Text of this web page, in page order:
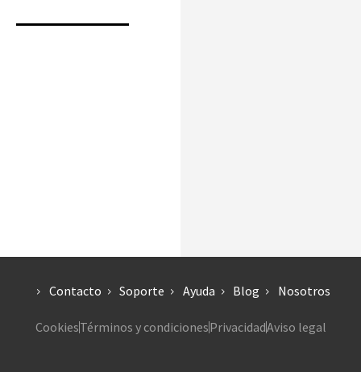
Contacto Soporte Ayuda Blog Nosotros
CookiesTérminos y condicionesPrivacidadAviso legal